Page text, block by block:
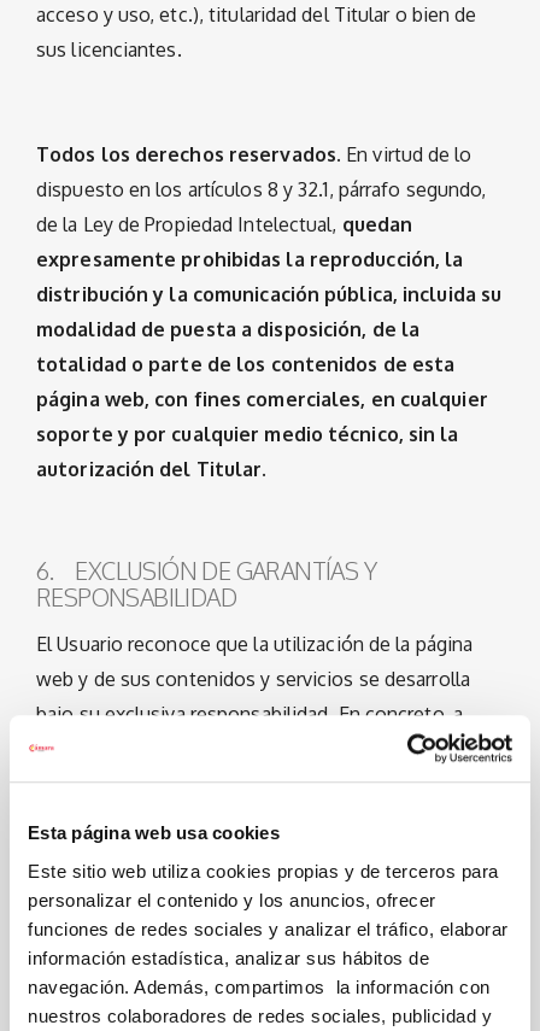
Esta página web usa cookies
Este sitio web utiliza cookies propias y de terceros para
personalizar el contenido y los anuncios, ofrecer
funciones de redes sociales y analizar el tráfico, elaborar
información estadística, analizar sus hábitos de
navegación. Además, compartimos la información con
nuestros colaboradores de redes sociales, publicidad y
acceso y uso, etc.), titularidad del Titular o bien de
sus licenciantes.
Todos los derechos reservados. En virtud de lo
dispuesto en los artículos 8 y 32.1, párrafo segundo,
de la Ley de Propiedad Intelectual, quedan
expresamente prohibidas la reproducción, la
distribución y la comunicación pública, incluida su
modalidad de puesta a disposición, de la
totalidad o parte de los contenidos de esta
página web, con fines comerciales, en cualquier
soporte y por cualquier medio técnico, sin la
autorización del Titular.
6. EXCLUSIÓN DE GARANTÍAS Y
RESPONSABILIDAD
El Usuario reconoce que la utilización de la página
web y de sus contenidos y servicios se desarrolla
bajo su exclusiva responsabilidad. En concreto, a
título meramente enunciativo, el Titular no asume
ninguna responsabilidad en los siguientes ámbitos:
La disponibilidad del funcionamiento de la
página web, sus servicios y contenidos y su
calidad o interoperabilidad.
La finalidad para la que la página web sirva a los